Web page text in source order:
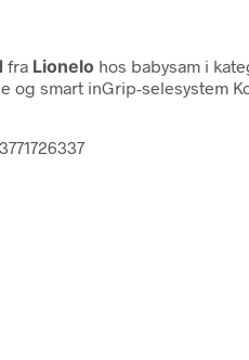
fra Lionelo hos babysam i
smart inGrip-selesystem